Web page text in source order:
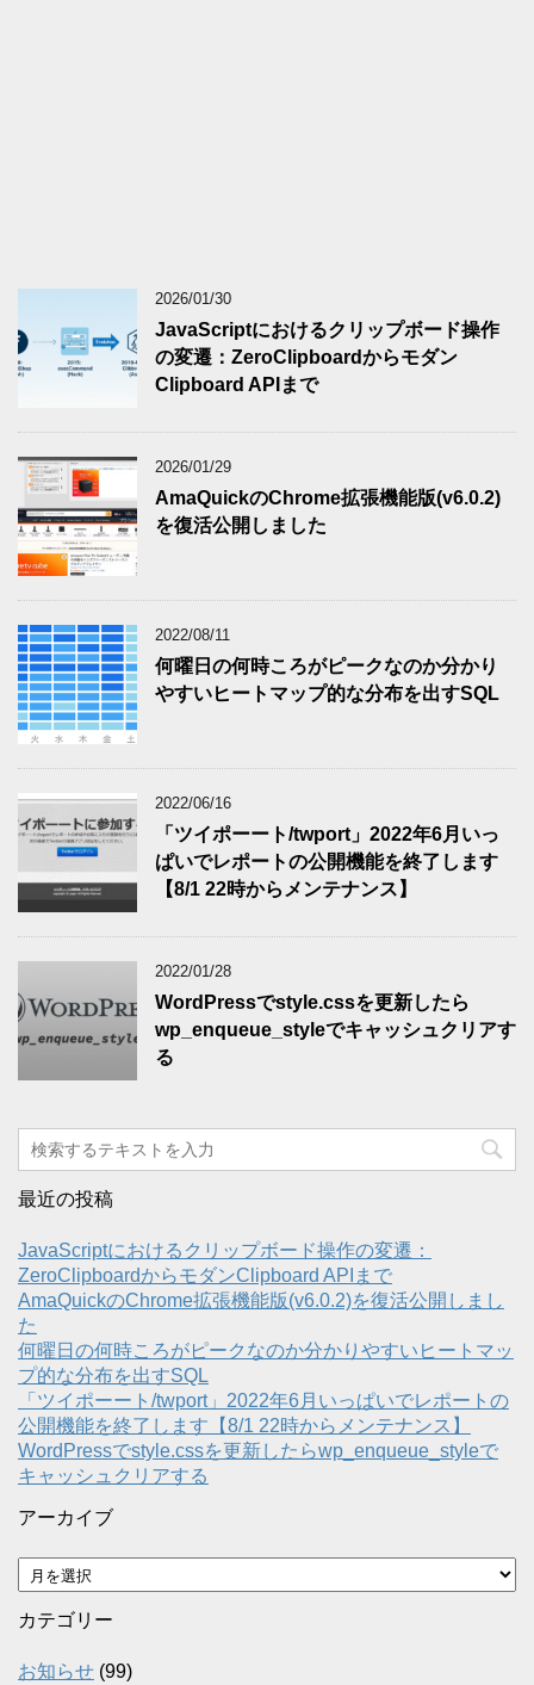
2026/01/30
JavaScriptにおけるクリップボード操作
の変遷：ZeroClipboardからモダン
Clipboard APIまで
2026/01/29
AmaQuickのChrome拡張機能版(v6.0.2)
を復活公開しました
2022/08/11
何曜日の何時ころがピークなのか分かり
やすいヒートマップ的な分布を出すSQL
2022/06/16
「ツイポーート/twport」2022年6月いっ
ぱいでレポートの公開機能を終了します
【8/1 22時からメンテナンス】
2022/01/28
WordPressでstyle.cssを更新したら
wp_enqueue_styleでキャッシュクリアす
る
最近の投稿
JavaScriptにおけるクリップボード操作の変遷：
ZeroClipboardからモダンClipboard APIまで
AmaQuickのChrome拡張機能版(v6.0.2)を復活公開しまし
た
何曜日の何時ころがピークなのか分かりやすいヒートマッ
プ的な分布を出すSQL
「ツイポーート/twport」2022年6月いっぱいでレポートの
公開機能を終了します【8/1 22時からメンテナンス】
WordPressでstyle.cssを更新したらwp_enqueue_styleで
キャッシュクリアする
アーカイブ
ア
ー
カ
ブ
カテゴリー
お知らせ (99)